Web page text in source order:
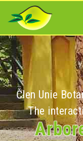
Člen Unie
The